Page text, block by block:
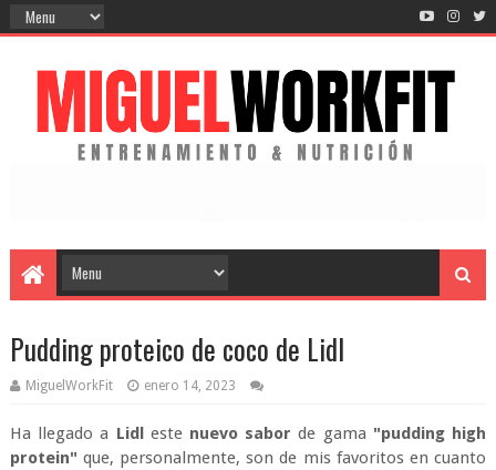
Pudding proteico de coco de Lidl
MiguelWorkFit enero 14, 2023
Ha llegado a Lidleste nuevo sabor de gama "pudding high
protein" que, personalmente, son de mis favoritos en cuanto